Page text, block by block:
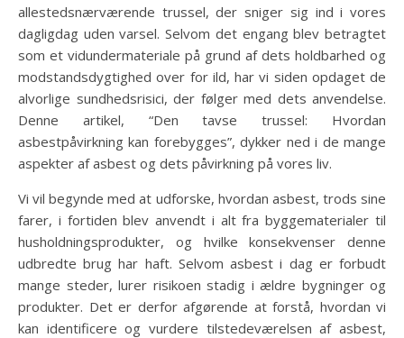
allestedsnærværende trussel, der sniger sig ind i vores
dagligdag uden varsel. Selvom det engang blev betragtet
som et vidundermateriale på grund af dets holdbarhed og
modstandsdygtighed over for ild, har vi siden opdaget de
alvorlige sundhedsrisici, der følger med dets anvendelse.
Denne artikel, “Den tavse trussel: Hvordan
asbestpåvirkning kan forebygges”, dykker ned i de mange
aspekter af asbest og dets påvirkning på vores liv.
Vi vil begynde med at udforske, hvordan asbest, trods sine
farer, i fortiden blev anvendt i alt fra byggematerialer til
husholdningsprodukter, og hvilke konsekvenser denne
udbredte brug har haft. Selvom asbest i dag er forbudt
mange steder, lurer risikoen stadig i ældre bygninger og
produkter. Det er derfor afgørende at forstå, hvordan vi
kan identificere og vurdere tilstedeværelsen af asbest,